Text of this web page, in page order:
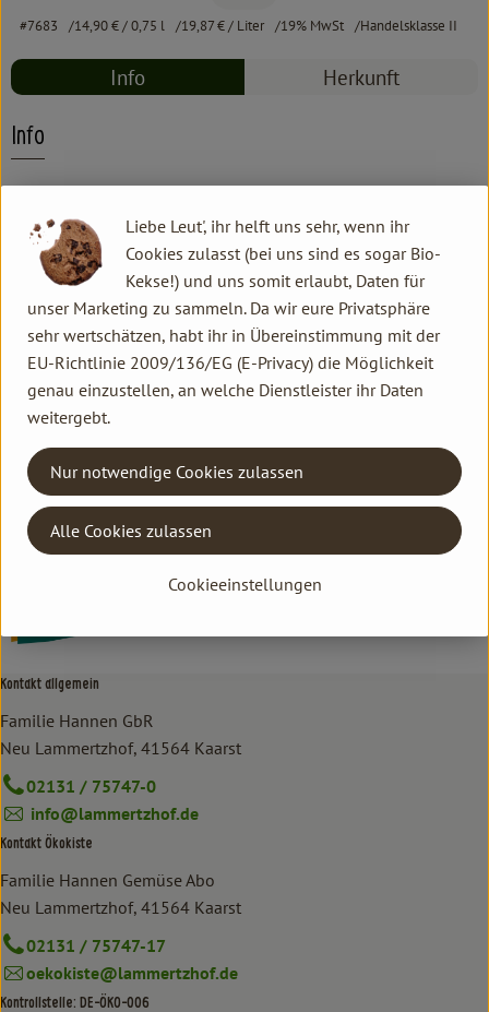
#7683 14,90 €/ 0,75 l 19,87 €/ Liter 19% MwSt Handelsklasse II
Info Herkunft
Info
Produktinformationen
Herkunft
Deutschland
HARTENECK DEMETER-WEINE
Kontakt allgemein
Familie Hannen GbR
Neu Lammertzhof, 41564 Kaarst
02131 / 75747-0
info@lammertzhof.de
Kontakt Ökokiste
Familie Hannen Gemüse Abo
Neu Lammertzhof, 41564 Kaarst
02131 / 75747-17
oekokiste@lammertzhof.de
Kontrollstelle: DE-ÖKO-006
Liebe Leut', ihr helft uns sehr, wenn ihr
Cookies zulasst (bei uns sind es sogar Bio-
Kekse!) und uns somit erlaubt, Daten für
unser Marketing zu sammeln. Da wir eure Privatsphäre
sehr wertschätzen, habt ihr in Übereinstimmung mit der
EU-Richtlinie 2009/136/EG (E-Privacy) die Möglichkeit
genau einzustellen, an welche Dienstleister ihr Daten
weitergebt.
Cookieeinstellungen
Nur notwendige Cookies zulassen
Alle Cookies zulassen